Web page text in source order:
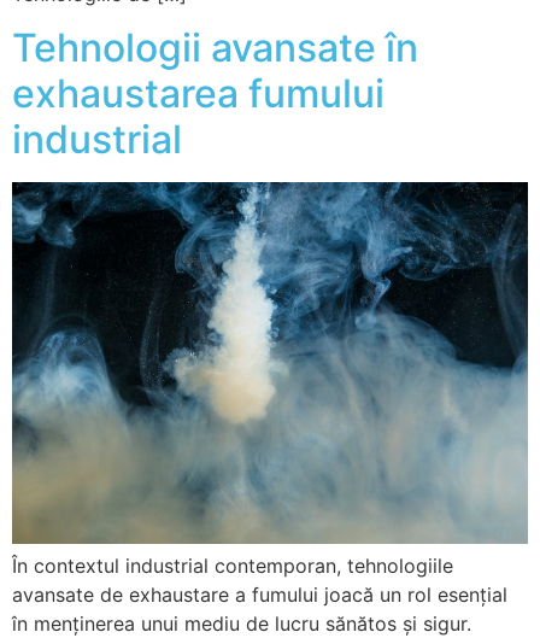
Tehnologii avansate în
exhaustarea fumului
industrial
În contextul industrial contemporan, tehnologiile
avansate de exhaustare a fumului joacă un rol esențial
în menținerea unui mediu de lucru sănătos și sigur.